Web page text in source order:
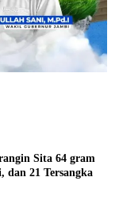
Sita 64 gram
dan 21 Tersangka